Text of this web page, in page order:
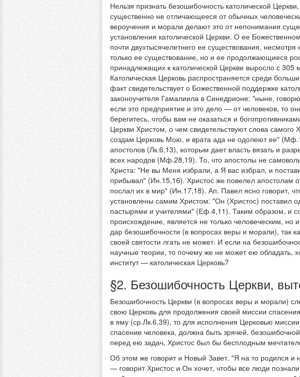
Нельзя признать безошибочность католической
существенно не отличающееся от обычных
вероучения и морали делают это от непонимания
установления католической Церкви. О ее
почти двухтысячелетнего ее существования,
только ее существование, но и ее продолжающиеся
принадлежащих к католической Церкви выросло с 305
Католическая Церковь распространяется среди
факт свидетельствует о Божественной поддержке
законоучителя Гамалиила в Синедрионе: "ныне,
если это предприятие и это дело — от человеков, то
берегитесь, чтобы вам не оказаться и
Церкви Христом, о чем свидетельствуют слова
создам Церковь Мою, и врата ада не одолеют ее"
апостолов (Лк.6,13), которым дает власть вязать и
всех народов (Мф.28,19). То, что апостолы не
Христа: "Не вы Меня избрали, а Я вас избрал, и
прибывал" (Ин.15,16). Христос же повелел апостолам
послал их в мир" (Ин.17,18). Ап. Павел ясно говорит,
установлены самим Христом: "Он (Христос) поставил
пастырями и учителями" (Еф.4,11). Таким образом, и
происхождение, является не только человеческим,
дар безошибочности (в вопросах веры и морали), так
своей святости лгать не может. И если на
научные теории, то почему же не может ею обладать,
институт — католическая Церковь?
§2. Безошибочность Церкви,
Безошибочность Церкви (в вопросах веры и морали)
свою Церковь для продолжения своей миссии
в яму (ср.Лк.6,39), то для исполнения Церковью
спасение человека, должна быть зрячей,
перед ею задач, Христос был бы бесплодным
Об этом же говорит и Новый Завет. "Я на то родился и
— говорит Христос и Он хочет, чтобы все люди